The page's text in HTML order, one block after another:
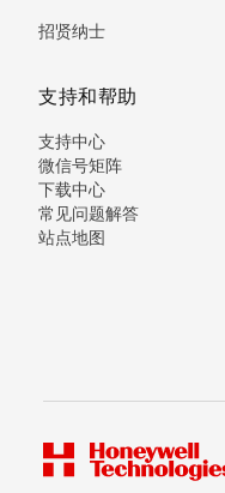
招贤纳士
支持和帮助
支持中心
微信号矩阵
下载中心
常见问题解答
站点地图